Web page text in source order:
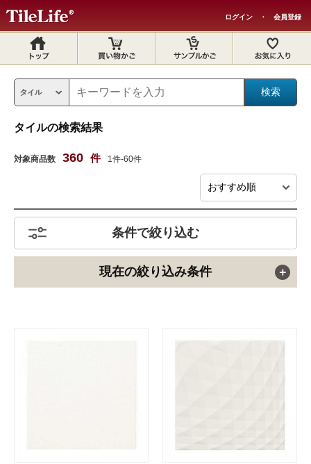
ログイン ・ 会員登録
タイルの検索結果
対象商品数 360 件 1件-60件
条件で絞り込む
現在の絞り込み条件